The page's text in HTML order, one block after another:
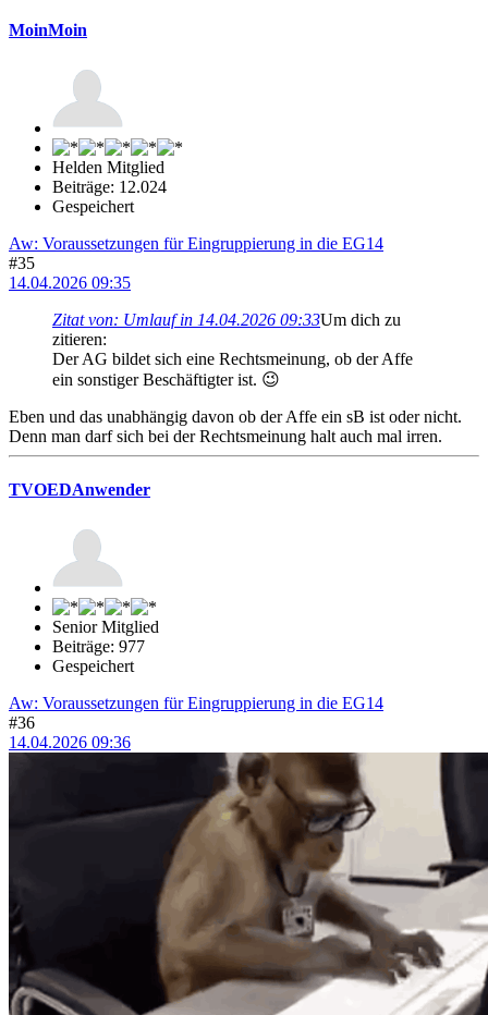
MoinMoin
Helden Mitglied
Beiträge: 12.024
Gespeichert
Aw: Voraussetzungen für Eingruppierung in die EG14
#35
14.04.2026 09:35
Zitat von: Umlauf in 14.04.2026 09:33Um dich zu
zitieren:
Der AG bildet sich eine Rechtsmeinung, ob der Affe
ein sonstiger Beschäftigter ist. 😉
Eben und das unabhängig davon ob der Affe ein sB ist oder nicht.
Denn man darf sich bei der Rechtsmeinung halt auch mal irren.
TVOEDAnwender
Senior Mitglied
Beiträge: 977
Gespeichert
Aw: Voraussetzungen für Eingruppierung in die EG14
#36
14.04.2026 09:36